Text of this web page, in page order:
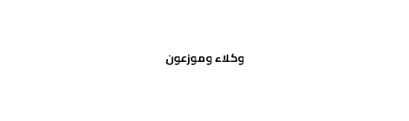
وكلاء وموزعون